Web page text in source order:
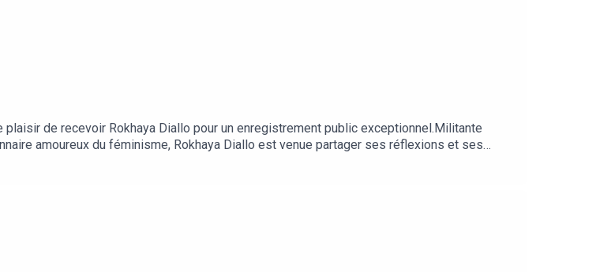
de recevoir Rokhaya Diallo pour un enregistrement public exceptionnel.Militante
amoureux du féminisme, Rokhaya Diallo est venue partager ses réflexions et ses
luttes antiracistes, de prise de parole et de politique (bien évidemment). Un échange
d’un événement en public au Point Ephémère à Paris le 27 mai 2025